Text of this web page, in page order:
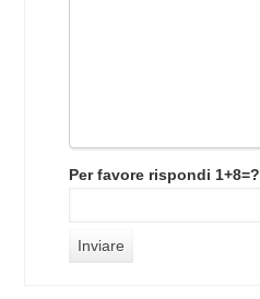
Per favore rispondi 1+8=?